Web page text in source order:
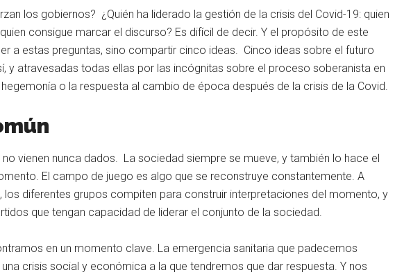
los gobiernos? ¿Quién ha liderado la gestión de la crisis del Covid-19: quien
consigue marcar el discurso? Es difícil de decir. Y el propósito de este
a estas preguntas, sino compartir cinco ideas. Cinco ideas sobre el futuro
y atravesadas todas ellas por las incógnitas sobre el proceso soberanista en
o la respuesta al cambio de época después de la crisis de la Covid.
vienen nunca dados. La sociedad siempre se mueve, y también lo hace el
El campo de juego es algo que se reconstruye constantemente. A
diferentes grupos compiten para construir interpretaciones del momento, y
que tengan capacidad de liderar el conjunto de la sociedad.
en un momento clave. La emergencia sanitaria que padecemos
una crisis social y económica a la que tendremos que dar respuesta. Y nos